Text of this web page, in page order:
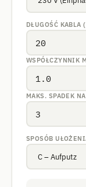
DŁUGOŚĆ KABLA
WSPÓŁCZYNNIK
MAKS. SPADEK
SPOSÓB